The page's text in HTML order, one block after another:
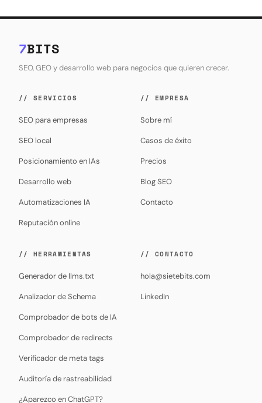
7BITS
SEO, GEO y desarrollo web para negocios que quieren crecer.
// SERVICIOS
SEO para empresas
SEO local
Posicionamiento en IAs
Desarrollo web
Automatizaciones IA
Reputación online
// EMPRESA
Sobre mí
Casos de éxito
Precios
Blog SEO
Contacto
// HERRAMIENTAS
Generador de llms.txt
Analizador de Schema
Comprobador de bots de IA
Comprobador de redirects
Verificador de meta tags
Auditoría de rastreabilidad
¿Aparezco en ChatGPT?
// CONTACTO
hola@sietebits.com
LinkedIn